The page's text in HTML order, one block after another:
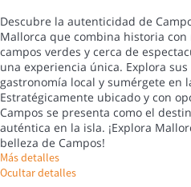
Descubre la autenticidad de
Mallorca que combina historia
campos verdes y cerca de
una experiencia única. Explora
gastronomía local y sumérgete en
Estratégicamente ubicado y con
Campos se presenta como el
auténtica en la isla. ¡Explora
belleza de Campos!
Más detalles
Ocultar detalles